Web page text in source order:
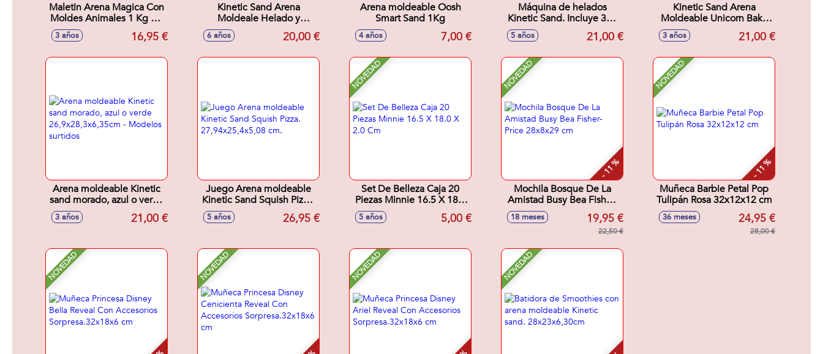
Maletin Arena Magica Con
Moldes Animales 1 Kg De
Arena 30x28cm
3 años 16,95 €
Kinetic Sand Arena
Moldeale Helado y
6 años 20,00 €
Arena moldeable Oosh
Smart Sand 1Kg
4 años 7,00 €
Máquina de helados
Kinetic Sand. Incluye 396
g de Arena (Azul,Rosa y
Blanca) 22,9x6,6x27,9 cm
5 años 21,00 €
Kinetic Sand Arena
Moldeable Unicorn Bake
Shop. Crea Tus pasteles
con la tematica de
3 años 21,00 €
Arena moldeable Kinetic
sand morado, azul o verde
26,9x28,3x6,35cm -
Modelos surtidos
3 años 21,00 €
Juego Arena moldeable
Kinetic Sand Squish Pizza.
27,94x25,4x5,08 cm.
5 años 26,95 €
NOVEDAD
Set De Belleza Caja 20
Piezas Minnie 16.5 X 18.0
5 años 5,00 €
NOVEDAD
- 11 %
Mochila Bosque De La
Amistad Busy Bea Fisher-
Price 28x8x29 cm
18 meses 19,95 €
22,50 €
NOVEDAD
- 11 %
Muñeca Barbie Petal Pop
Tulipán Rosa 32x12x12 cm
36 meses 24,95 €
28,00 €
NOVEDAD NOVEDAD NOVEDAD NOVEDAD